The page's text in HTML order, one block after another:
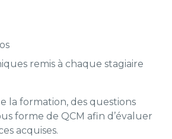
remis à chaque stagiaire
la formation, des questions
forme de QCM afin d’évaluer
acquises.